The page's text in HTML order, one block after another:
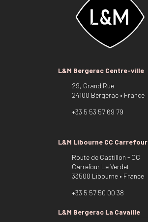
L&M Bergerac Centre-ville
29, Grand Rue
24100 Bergerac • France
+33 5 53 57 69 79
L&M Libourne CC Carrefour
Route de Castillon - CC
Carrefour Le Verdet
33500 Libourne • France
+33 5 57 50 00 38
L&M Bergerac La Cavaille